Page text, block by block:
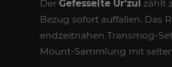
Der Gefesselte Ur'zul zählt
Bezug sofort auffallen. Das
endzeitnahen Transmog-
Mount-Sammlung mit